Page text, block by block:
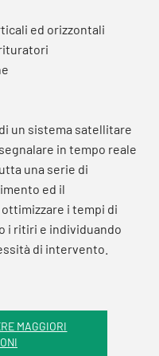
ed orizzontali
un sistema satellitare
in tempo reale
una serie di
ed il
i tempi di
i ritiri e individuando
di intervento.
MAGGIORI